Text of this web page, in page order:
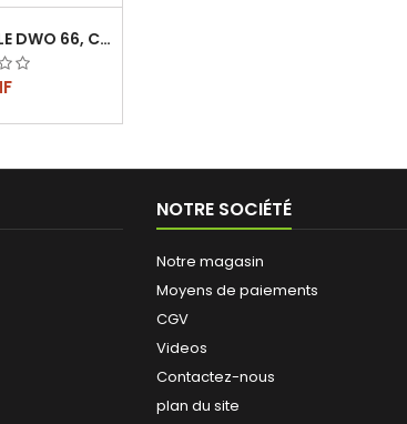
CAPSULE DWO 66, CUIVRE
NOTRE SOCIÉTÉ
Notre magasin
Moyens de paiements
CGV
Videos
Contactez-nous
plan du site